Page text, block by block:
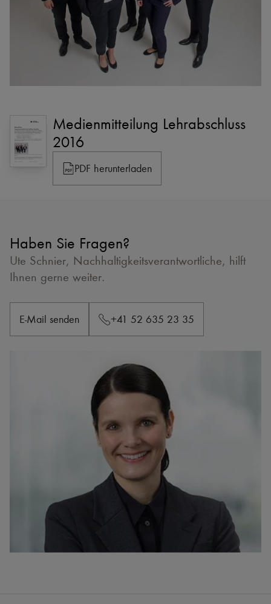
Medienmitteilung Lehrabschluss
2016
PDF herunterladen
Haben Sie Fragen?
Ute Schnier, Nachhaltigkeitsverantwortliche, hilft
Ihnen gerne weiter.
E-Mail senden +41 52 635 23 35